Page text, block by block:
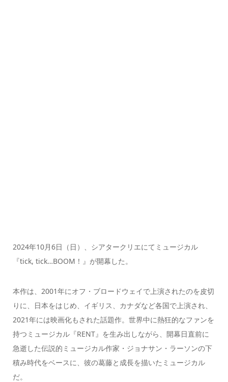
2024年10月6日（日）、シアタークリエにてミュージカル
『tick, tick…BOOM！』が開幕した。
本作は、2001年にオフ・ブロードウェイで上演されたのを皮切
りに、日本をはじめ、イギリス、カナダなど各国で上演され、
2021年には映画化もされた話題作。世界中に熱狂的なファンを
持つミュージカル『RENT』を生み出しながら、開幕日直前に
急逝した伝説的ミュージカル作家・ジョナサン・ラーソンの下
積み時代をベースに、彼の葛藤と成長を描いたミュージカル
だ。